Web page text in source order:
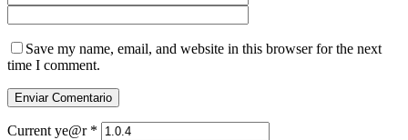
Save my name, email, and website in this browser for the next
time I comment.
Current ye@r *